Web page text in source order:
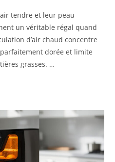
tendre et leur peau
un véritable régal quand
d’air chaud concentre
dorée et limite
grasses. …